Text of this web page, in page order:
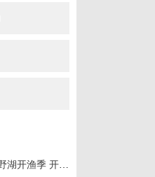
湖开渔鲜·半城烟火气 2026首届济南·雪野湖开渔季 开渔啦